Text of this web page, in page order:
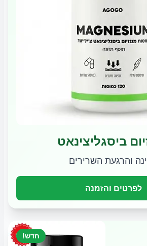
ביסגליצינאט
והרגעת השרירים
לפרטים והזמנה
חדש!